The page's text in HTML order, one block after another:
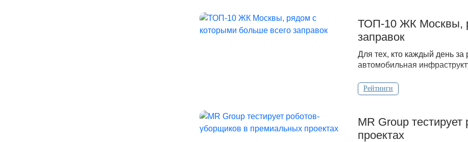
ТОП-10 ЖК Москвы,
заправок
Для тех, кто каждый день за
автомобильная
Рейтинги
MR Group
проектах